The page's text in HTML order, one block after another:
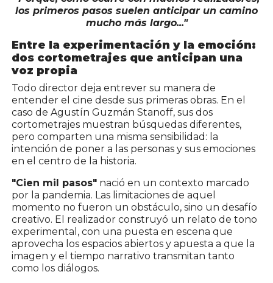
los primeros pasos suelen anticipar un camino
mucho más largo..."
Entre la experimentación y la emoción:
dos cortometrajes que anticipan una
voz propia
Todo director deja entrever su manera de
entender el cine desde sus primeras obras. En el
caso de Agustín Guzmán Stanoff, sus dos
cortometrajes muestran búsquedas diferentes,
pero comparten una misma sensibilidad: la
intención de poner a las personas y sus emociones
en el centro de la historia.
"Cien mil pasos" nació en un contexto marcado
por la pandemia. Las limitaciones de aquel
momento no fueron un obstáculo, sino un desafío
creativo. El realizador construyó un relato de tono
experimental, con una puesta en escena que
aprovecha los espacios abiertos y apuesta a que la
imagen y el tiempo narrativo transmitan tanto
como los diálogos.